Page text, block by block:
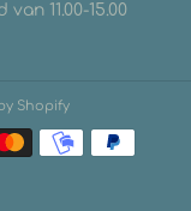
11.00-15.00
Shopify